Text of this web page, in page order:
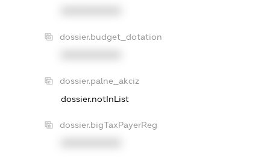
dossier.budget_dotation
dossier.palne_akciz
dossier.notInList
dossier.bigTaxPayerReg